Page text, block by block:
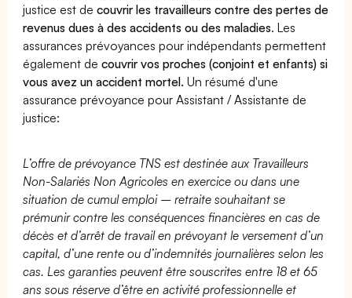
justice est decouvrir les travailleurs contre des pertes de
revenus dues à des accidents ou des maladies. Les
assurances prévoyances pour indépendants permettent
également decouvrir vos proches (conjoint et enfants) si
vous avez un accident mortel. Un résumé d'une
assurance prévoyance pour Assistant / Assistante de
justice:
L’offre de prévoyance TNS est destinée aux Travailleurs
Non-Salariés Non Agricoles en exercice ou dans une
situation de cumul emploi – retraite souhaitant se
prémunir contre les conséquences financières en cas de
décès et d’arrêt de travail en prévoyant le versement d’un
capital, d’une rente ou d’indemnités journalières selon les
cas. Les garanties peuvent être souscrites entre 18 et 65
ans sous réserve d’être en activité professionnelle et